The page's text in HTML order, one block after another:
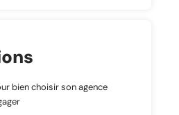
bien choisir son agence